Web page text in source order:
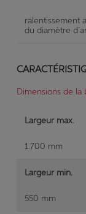
ralentissement
du diamètre
Dimensions de la
Largeur max.
1.700 mm
Largeur min.
550 mm